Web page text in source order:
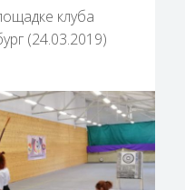
клуба
(24.03.2019)